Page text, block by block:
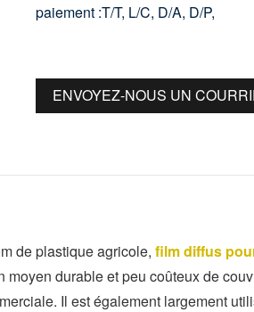
paiement :T/T, L/C, D/A, D/P,
ENVOYEZ-NOUS UN
de plastique agricole, film diffus
moyen durable et peu coûteux de
Il est également largement